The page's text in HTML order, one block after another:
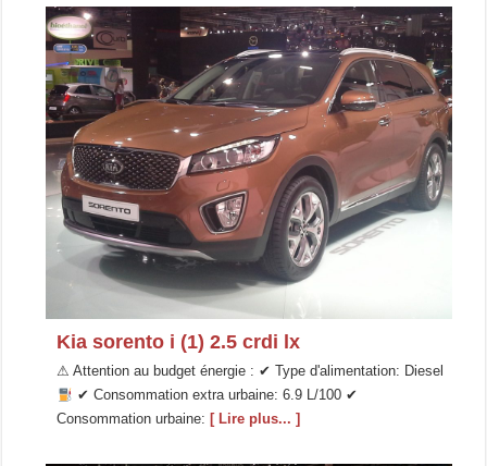
Kia sorento i (1) 2.5 crdi lx
⚠ Attention au budget énergie : ✔ Type d'alimentation: Diesel
✔ Consommation extra urbaine: 6.9 L/100 ✔
Consommation urbaine: [ Lire plus... ]